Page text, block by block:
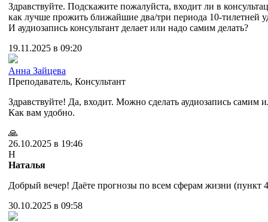
Здравствуйте. Подскажите пожалуйста, входит ли в
как лучше прожить ближайшие два/три периода 10-тилетней
И аудиозапись консультант делает или надо самим делать?
19.11.2025 в 09:20
Анна Зайцева
Преподаватель, Консультант
Здравствуйте! Да, входит. Можно сделать аудиозапись самим
Как вам удобно.
🙏
26.10.2025 в 19:46
Н
Наталья
Добрый вечер! Даёте прогнозы по всем сферам жизни (пункт
30.10.2025 в 09:58